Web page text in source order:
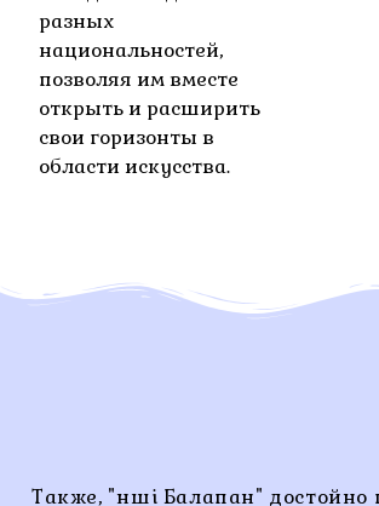
разных
национальностей,
позволяя им вместе
открыть и расширить
свои горизонты в
области искусства.
Также, "Әнші Балапан" достойно